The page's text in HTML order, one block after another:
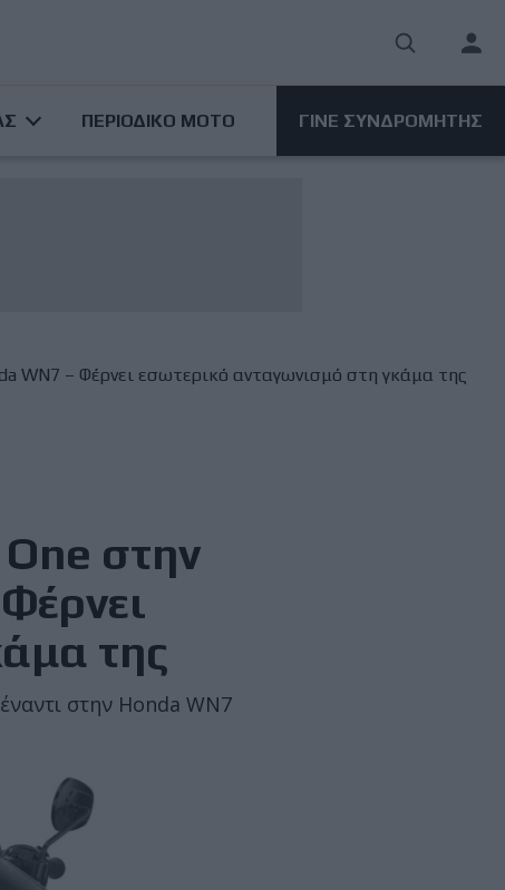
User
ΠΕΡΙΟΔΙΚΟ ΜΟΤΟ ΓΙΝΕ ΣΥΝΔΡΟΜΗΤΗΣ
WN7 – Φέρνει εσωτερικό ανταγωνισμό στη γκάμα της
στην
της
στην Honda WN7